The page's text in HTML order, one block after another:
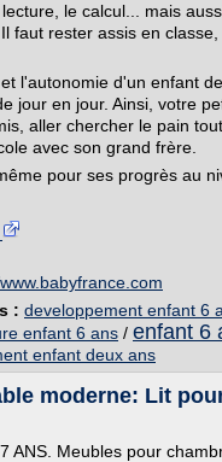
le calcul... mais
faut rester assis en
l'autonomie d'un enfant
jour en jour. Ainsi, votre
aller chercher le pain
avec son grand frère.
pour ses progrès au
: developpement enfant 6
enfant 6 ans / enfant 6
enfant deux ans
moderne: Lit
ANS. Meubles pour